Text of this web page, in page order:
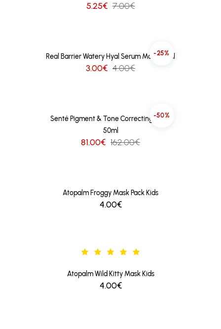
5.25€ 7.00€
-25%
Real Barrier Watery Hyal Serum Mask 25ml
3.00€ 4.00€
-50%
Senté Pigment & Tone Correcting Mask
50ml
81.00€ 162.00€
Atopalm Froggy Mask Pack Kids
4.00€
Atopalm Wild Kitty Mask Kids
4.00€